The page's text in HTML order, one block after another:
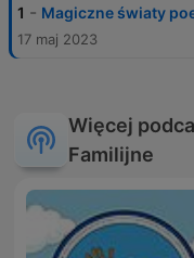
1 - Magiczne światy
17 maj 2023
Więcej
Familijne